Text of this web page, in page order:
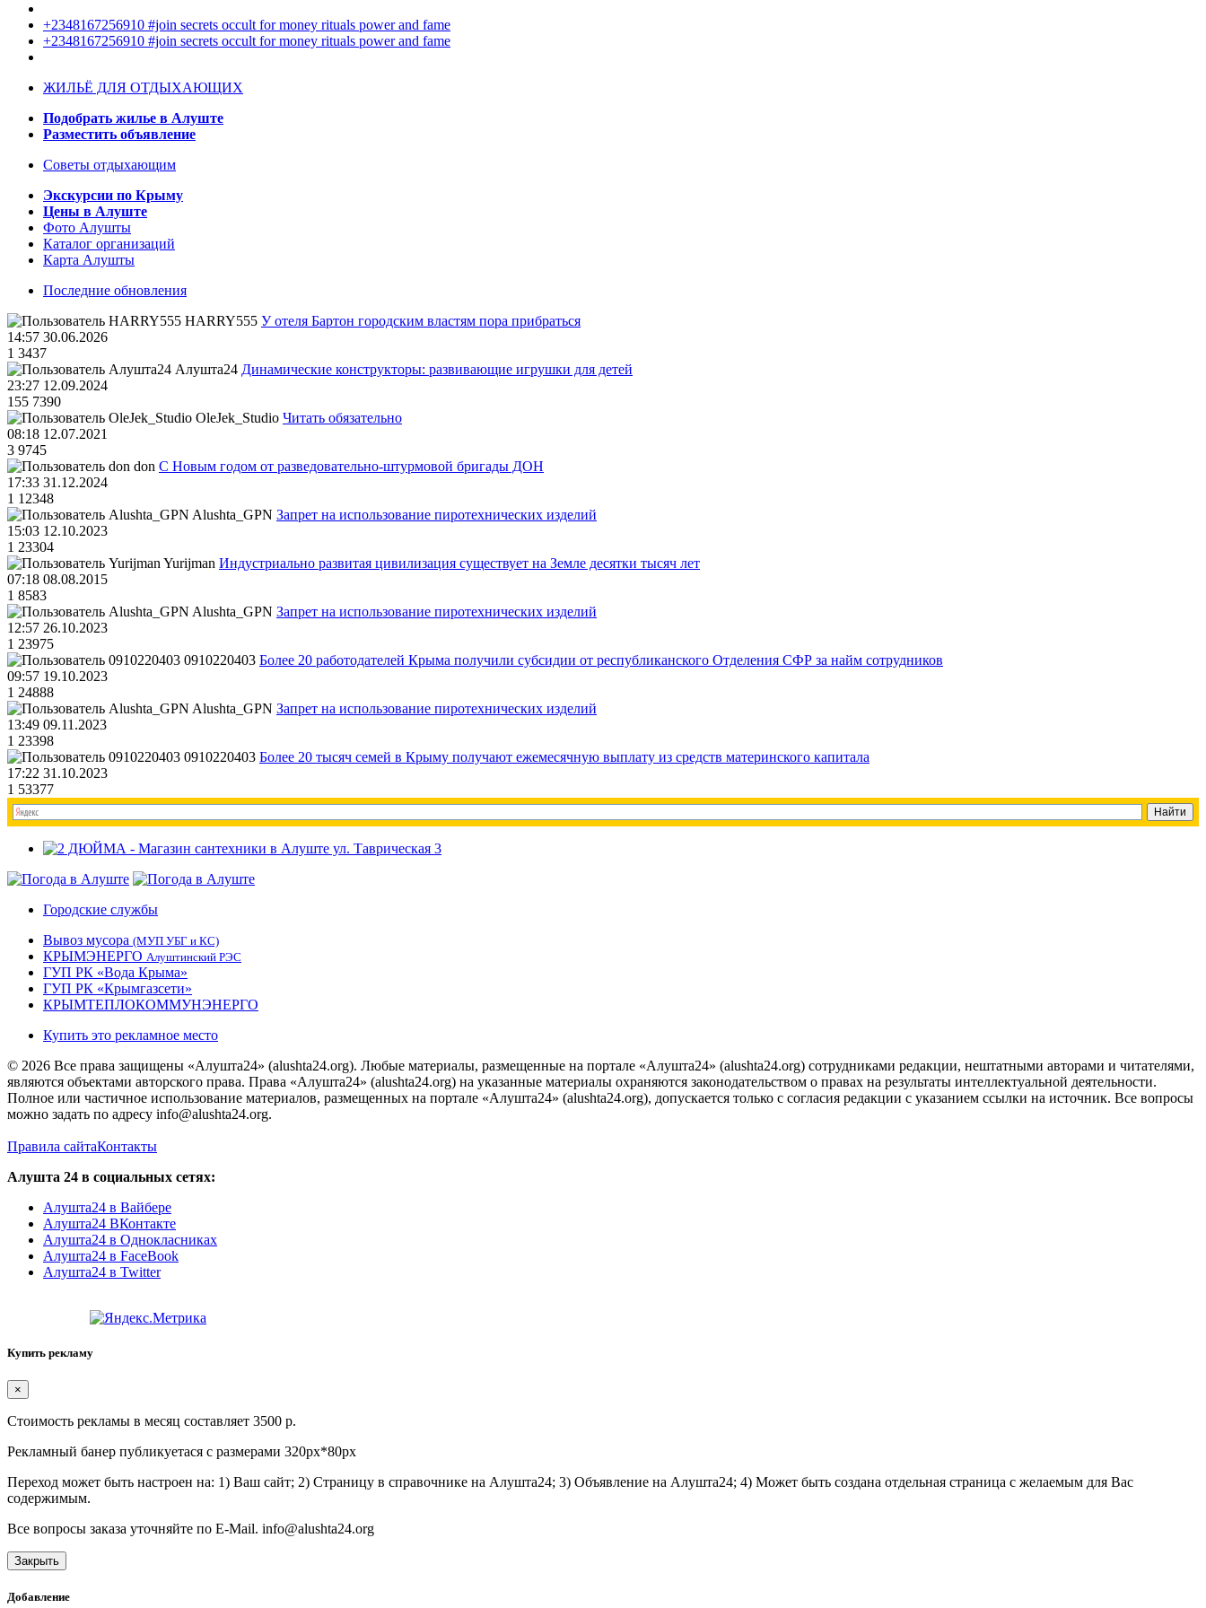
+2348167256910 #join secrets occult for money rituals power and fame
+2348167256910 #join secrets occult for money rituals power and fame
ЖИЛЬЁ ДЛЯ ОТДЫХАЮЩИХ
Подобрать жилье в Алуште
Разместить объявление
Советы отдыхающим
Экскурсии по Крыму
Цены в Алуште
Фото Алушты
Каталог организаций
Карта Алушты
Последние обновления
HARRY555 У отеля Бартон городским властям пора прибраться
14:57 30.06.2026
1 3437
Алушта24 Динамические конструкторы: развивающие игрушки для детей
23:27 12.09.2024
155 7390
OleJek_Studio Читать обязательно
08:18 12.07.2021
3 9745
don С Новым годом от разведовательно-штурмовой бригады ДОН
17:33 31.12.2024
1 12348
Alushta_GPN Запрет на использование пиротехнических изделий
15:03 12.10.2023
1 23304
Yurijman Индустриально развитая цивилизация существует на Земле десятки тысяч лет
07:18 08.08.2015
1 8583
Alushta_GPN Запрет на использование пиротехнических изделий
12:57 26.10.2023
1 23975
0910220403 Более 20 работодателей Крыма получили субсидии от республиканского Отделения СФР за найм сотрудников
09:57 19.10.2023
1 24888
Alushta_GPN Запрет на использование пиротехнических изделий
13:49 09.11.2023
1 23398
0910220403 Более 20 тысяч семей в Крыму получают ежемесячную выплату из средств материнского капитала
17:22 31.10.2023
1 53377
Городские службы
Вывоз мусора (МУП УБГ и КС)
КРЫМЭНЕРГО Алуштинский РЭС
ГУП РК «Вода Крыма»
ГУП РК «Крымгазсети»
КРЫМТЕПЛОКОММУНЭНЕРГО
Купить это рекламное место
© 2026 Все права защищены «Алушта24» (alushta24.org). Любые материалы, размещенные на портале «Алушта24» (alushta24.org) сотрудниками редакции, нештатными авторами и читателями,
являются объектами авторского права. Права «Алушта24» (alushta24.org) на указанные материалы охраняются законодательством о правах на результаты интеллектуальной деятельности.
Полное или частичное использование материалов, размещенных на портале «Алушта24» (alushta24.org), допускается только с согласия редакции с указанием ссылки на источник. Все вопросы
можно задать по адресу info@alushta24.org.
Правила сайтаКонтакты
Алушта 24 в социальных сетях:
Алушта24 в Вайбере
Алушта24 ВКонтакте
Алушта24 в Однокласниках
Алушта24 в FaceBook
Алушта24 в Twitter
Купить рекламу
×
Стоимость рекламы в месяц составляет 3500 р.
Рекламный банер публикуетася с размерами 320px*80px
Переход может быть настроен на: 1) Ваш сайт; 2) Страницу в справочнике на Алушта24; 3) Объявление на Алушта24; 4) Может быть создана отдельная страница с желаемым для Вас
содержимым.
Все вопросы заказа уточняйте по E-Mail. info@alushta24.org
Закрыть
Добавление